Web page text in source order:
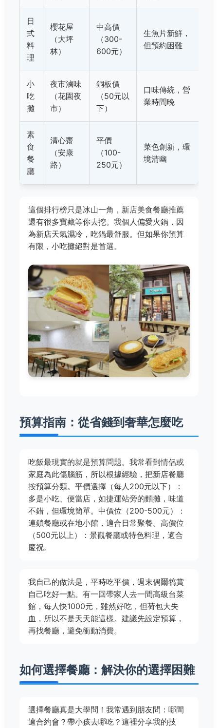
日
式
料
理
櫻花屋
（大坪
林）
中高價
（300-
600元）
生魚片新鮮，
但預約困難
小
吃
攤
夜市滷味
（花園夜
市）
銅板價
（50元以
下）
口味傳統，營
業時間晚
素
食
餐
廳
清心齋
（安康
路）
平價
（100-
250元）
菜色創新，環
境清幽
這個排行榜只是冰山一角，新店美食餐廳推薦
還有很多寶藏等你去挖。我個人偏愛火鍋，因
為新店天氣濕冷，吃鍋最舒服。但如果你預算
有限，小吃攤絕對是首選。
預算指南：從省錢到奢華怎麼吃
吃飯最現實的就是預算問題。我常看到情侶或
家庭為此傷腦筋，所以根據經驗，把新店餐廳
按預算分類。平價選擇（每人200元以下）：
多是小吃、便當店，如捷運站旁的麵攤，味道
不錯，但環境簡單。中價位（200-500元）：
連鎖餐廳或在地小館，適合日常聚餐。高價位
（500元以上）：景觀餐廳或特色料理，適合
慶祝。
我自己的做法是，平時吃平價，週末偶爾犒賞
自己吃好一點。有一回帶家人去一間高級台菜
館，每人快1000元，雖然好吃，但荷包大失
血，所以不是天天能這樣。建議先設定預算，
再找餐廳，避免衝動消費。
如何選擇餐廳：解決你的選擇困難
選擇餐廳真是大學問！我常遇到朋友問：哪間
適合約會？帶小孩去哪吃？這裡分享我的技